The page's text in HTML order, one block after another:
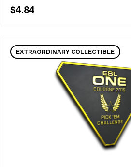
$4.84
EXTRAORDINARY COLLECTIBLE